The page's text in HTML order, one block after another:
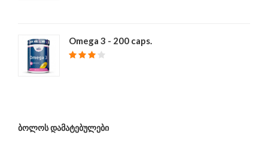
Omega 3 - 200 caps.
ᲑᲝᲚᲝᲡ ᲓᲐᲛᲐᲢᲔᲑᲣᲚᲔᲑᲘ